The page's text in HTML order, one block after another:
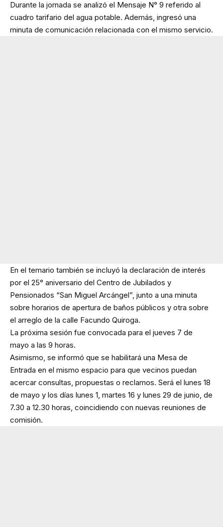
Durante la jornada se analizó el Mensaje N° 9 referido al
cuadro tarifario del agua potable. Además, ingresó una
minuta de comunicación relacionada con el mismo servicio.
En el temario también se incluyó la declaración de interés
por el 25° aniversario del Centro de Jubilados y
Pensionados “San Miguel Arcángel”, junto a una minuta
sobre horarios de apertura de baños públicos y otra sobre
el arreglo de la calle Facundo Quiroga.
La próxima sesión fue convocada para el jueves 7 de
mayo a las 9 horas.
Asimismo, se informó que se habilitará una Mesa de
Entrada en el mismo espacio para que vecinos puedan
acercar consultas, propuestas o reclamos. Será el lunes 18
de mayo y los días lunes 1, martes 16 y lunes 29 de junio, de
7.30 a 12.30 horas, coincidiendo con nuevas reuniones de
comisión.